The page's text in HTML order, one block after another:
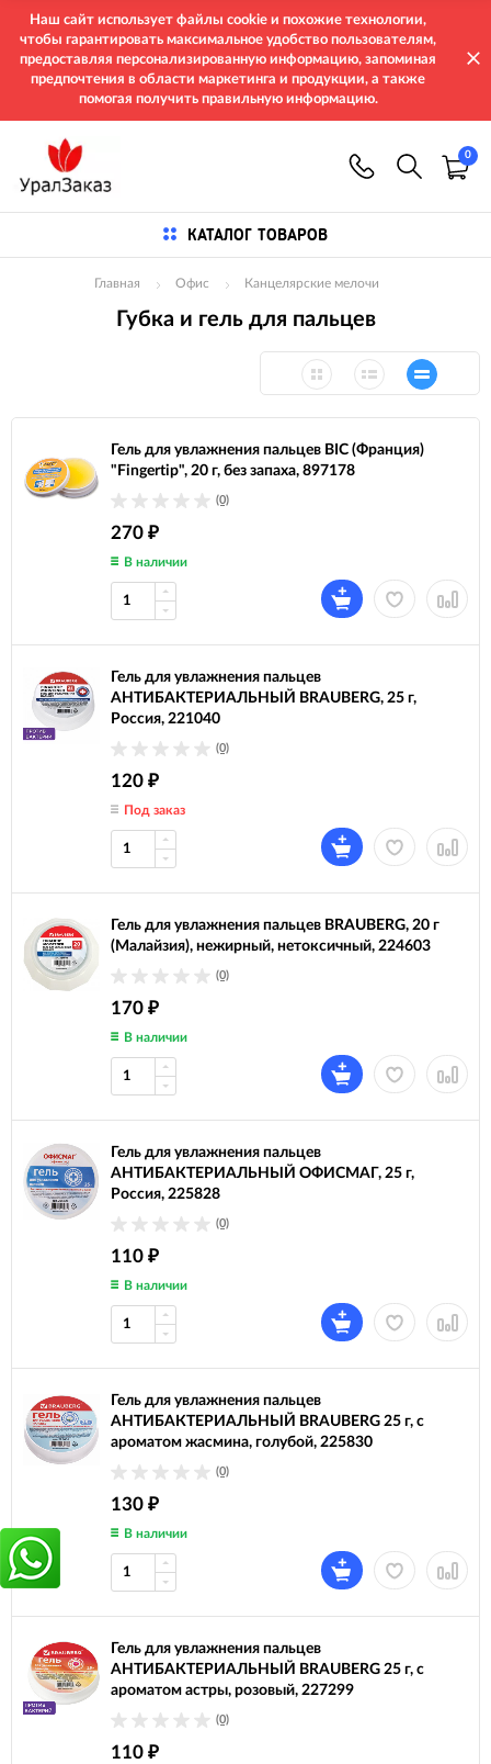
Наш сайт использует файлы cookie и похожие технологии,
чтобы гарантировать максимальное удобство пользователям,
предоставляя персонализированную информацию, запоминая
предпочтения в области маркетинга и продукции, а также
помогая получить правильную информацию.
0
КАТАЛОГ ТОВАРОВ
Главная Офис Канцелярские мелочи
Губка и гель для пальцев
Гель для увлажнения пальцев BIC (Франция)
"Fingertip", 20 г, без запаха, 897178
(0)
270 ₽
В наличии
Гель для увлажнения пальцев
АНТИБАКТЕРИАЛЬНЫЙ BRAUBERG, 25 г,
Россия, 221040
(0)
120 ₽
Под заказ
Гель для увлажнения пальцев BRAUBERG, 20 г
(Малайзия), нежирный, нетоксичный, 224603
(0)
170 ₽
В наличии
Гель для увлажнения пальцев
АНТИБАКТЕРИАЛЬНЫЙ ОФИСМАГ, 25 г,
Россия, 225828
(0)
110 ₽
В наличии
Гель для увлажнения пальцев
АНТИБАКТЕРИАЛЬНЫЙ BRAUBERG 25 г, c
ароматом жасмина, голубой, 225830
(0)
130 ₽
В наличии
Гель для увлажнения пальцев
АНТИБАКТЕРИАЛЬНЫЙ BRAUBERG 25 г, c
ароматом астры, розовый, 227299
(0)
110 ₽